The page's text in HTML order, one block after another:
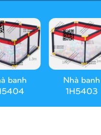
banh
Nhà banh
1H5403